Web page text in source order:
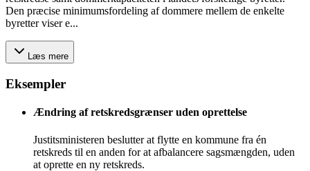
Den præcise minimumsfordeling af dommere mellem de enkelte
byretter viser e...
Læs mere
Eksempler
Ændring af retskredsgrænser uden oprettelse
Justitsministeren beslutter at flytte en kommune fra én
retskreds til en anden for at afbalancere sagsmængden, uden
at oprette en ny retskreds.